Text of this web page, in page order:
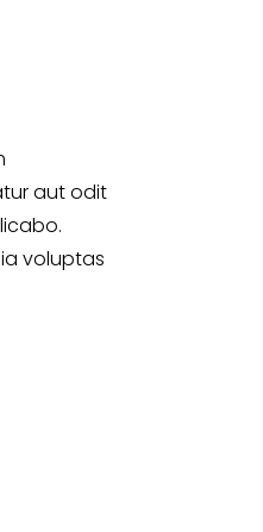
aut odit
voluptas